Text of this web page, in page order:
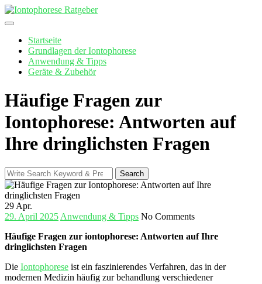
Skip
to
Startseite
Grundlagen der Iontophorese
Anwendung & Tipps
Geräte & Zubehör
Häufige Fragen zur
Iontophorese: Antworten auf
Ihre dringlichsten Fragen
Search
for:
Search
29 Apr.
29. April 2025 Anwendung & Tipps No Comments
Häufige Fragen zur⁣ iontophorese: Antworten auf Ihre
dringlichsten Fragen
Die Iontophorese ist⁤ ein faszinierendes⁢ Verfahren, das in‍ der
modernen Medizin häufig‍ zur‍ behandlung verschiedener